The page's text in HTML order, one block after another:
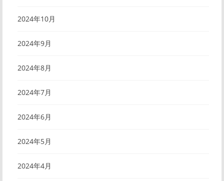
2024年10月
2024年9月
2024年8月
2024年7月
2024年6月
2024年5月
2024年4月